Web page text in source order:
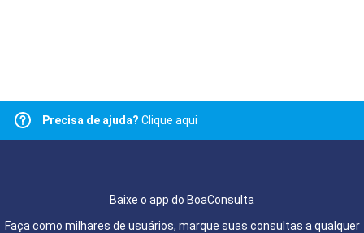
Precisa de ajuda? Clique aqui
Baixe o app do BoaConsulta
Faça como milhares de usuários, marque suas consultas a qualquer